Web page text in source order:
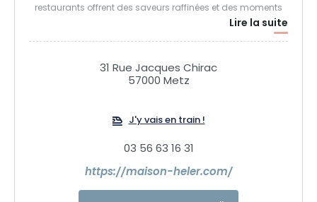
restaurants offrent des saveurs raffinées et des moments
de convivialité. Maison Heler offre une expérience unique
avec son 9e étage emblématique, véritable maison
Lire la suite
31 Rue Jacques Chirac
57000 Metz
J'y vais en train !
03 56 63 16 31
https://maison-heler.com/